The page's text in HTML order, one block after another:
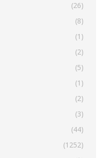
(26)
(8)
(1)
(2)
(5)
(1)
(2)
(3)
(44)
(1252)